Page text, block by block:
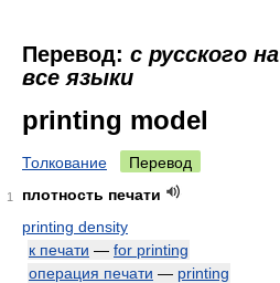
Перевод: с русского на
все языки
printing model
Толкование Перевод
1
плотность печати
printing density
к печати — for printing
операция печати — printing